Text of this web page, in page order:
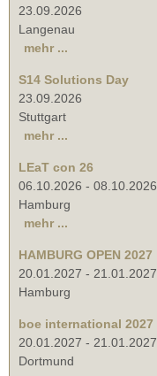
23.09.2026
Langenau
mehr ...
S14 Solutions Day
23.09.2026
Stuttgart
mehr ...
LEaT con 26
06.10.2026 - 08.10.2026
Hamburg
mehr ...
HAMBURG OPEN 2027
20.01.2027 - 21.01.2027
Hamburg
boe international 2027
20.01.2027 - 21.01.2027
Dortmund